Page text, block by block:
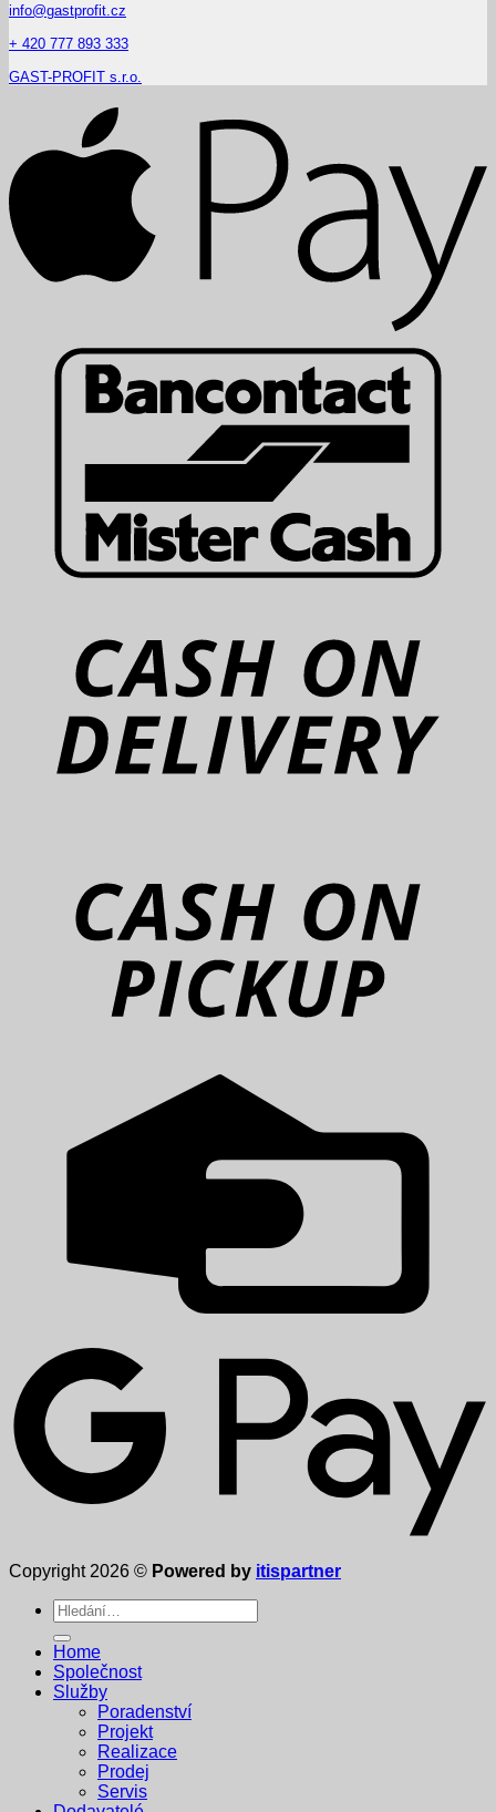
info@gastprofit.cz
+ 420 777 893 333
GAST-PROFIT s.r.o.
Copyright 2026 © Powered by itispartner
Hledat:
Home
Společnost
Služby
Poradenství
Projekt
Realizace
Prodej
Servis